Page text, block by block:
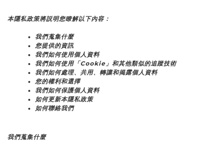
本隱私政策將説明您瞭解以下內容：
我們蒐集什麼
您提供的資訊
我們如何使用個人資料
我們如何使用「Cookie」和其他類似的追蹤技術
我們如何處理、共用、轉讓和揭露個人資料
您的權利和選擇
我們如何保護個人資料
如何更新本隱私政策
如何聯絡我們
我們蒐集什麼